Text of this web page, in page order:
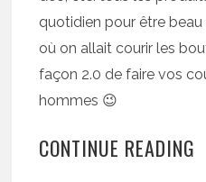
quotidien pour être
où on allait courir les
façon 2.0 de faire vos
hommes 😉
CONTINUE READING